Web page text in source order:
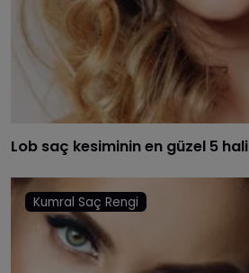
Lob saç kesiminin en güzel 5 hali
Kumral Saç Rengi